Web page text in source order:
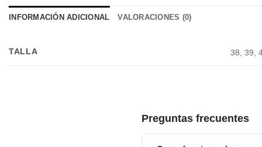
INFORMACIÓN ADICIONAL VALORACIONES (0)
TALLA 38, 39,
Preguntas frecuentes